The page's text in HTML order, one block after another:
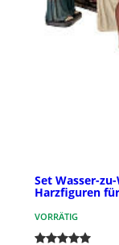
Set Wasser-
Harzfiguren
VORRÄTIG